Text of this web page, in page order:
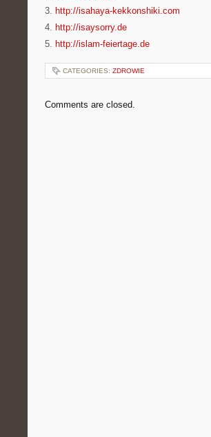
3. http://isahaya-kekkonshiki.com
4. http://isaysorry.de
5. http://islam-feiertage.de
CATEGORIES: ZDROWIE
Comments are closed.